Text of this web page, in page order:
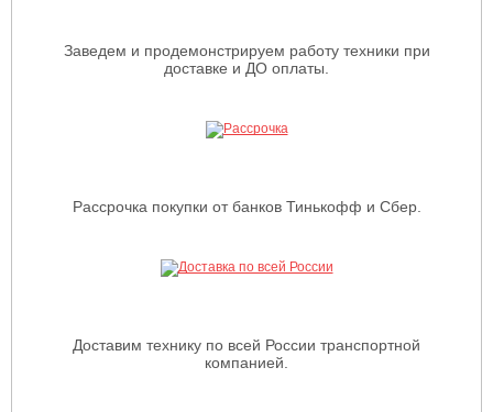
Заведем и продемонстрируем работу техники при
доставке и ДО оплаты.
Рассрочка покупки от банков Тинькофф и Сбер.
Доставим технику по всей России транспортной
компанией.